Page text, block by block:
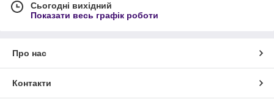
Сьогодні вихідний
Показати весь графік роботи
Про нас
Контакти